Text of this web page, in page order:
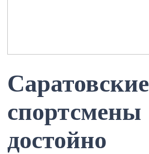
Саратовские
спортсмены
достойно